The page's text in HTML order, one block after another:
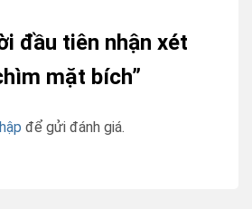
đầu tiên nhận xét
mặt bích”
để gửi đánh giá.